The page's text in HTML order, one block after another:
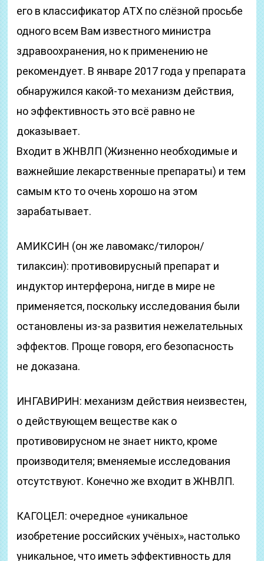
его в классификатор АТХ по слёзной просьбе
одного всем Вам известного министра
здравоохранения, но к применению не
рекомендует. В январе 2017 года у препарата
обнаружился какой-то механизм действия,
но эффективность это всё равно не
доказывает.
Входит в ЖНВЛП (Жизненно необходимые и
важнейшие лекарственные препараты) и тем
самым кто то очень хорошо на этом
зарабатывает.
АМИКСИН (он же лавомакс/тилорон/
тилаксин): противовирусный препарат и
индуктор интерферона, нигде в мире не
применяется, поскольку исследования были
остановлены из-за развития нежелательных
эффектов. Проще говоря, его безопасность
не доказана.
ИНГАВИРИН: механизм действия неизвестен,
о действующем веществе как о
противовирусном не знает никто, кроме
производителя; вменяемые исследования
отсутствуют. Конечно же входит в ЖНВЛП.
КАГОЦЕЛ: очередное «уникальное
изобретение российских учёных», настолько
уникальное, что иметь эффективность для